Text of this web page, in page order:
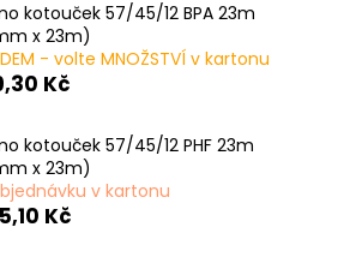
kotouček 57/45/12 BPA 23m
x 23m)
- volte MNOŽSTVÍ v kartonu
Kč
kotouček 57/45/12 PHF 23m
x 23m)
v kartonu
Kč